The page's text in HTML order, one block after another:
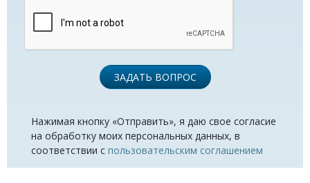
ЗАДАТЬ ВОПРОС
Нажимая кнопку «Отправить», я даю свое согласие
на обработку моих персональных данных, в
соответствии с пользовательским соглашением